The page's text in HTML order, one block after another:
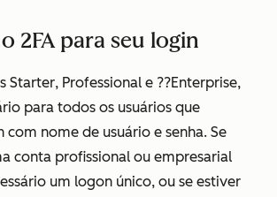
2FA para seu login
Starter, Professional e ??Enterprise,
para todos os usuários que
com nome de usuário e senha. Se
conta profissional ou empresarial
um logon único, ou se estiver